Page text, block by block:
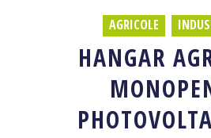
AGRICOLE
HANGAR